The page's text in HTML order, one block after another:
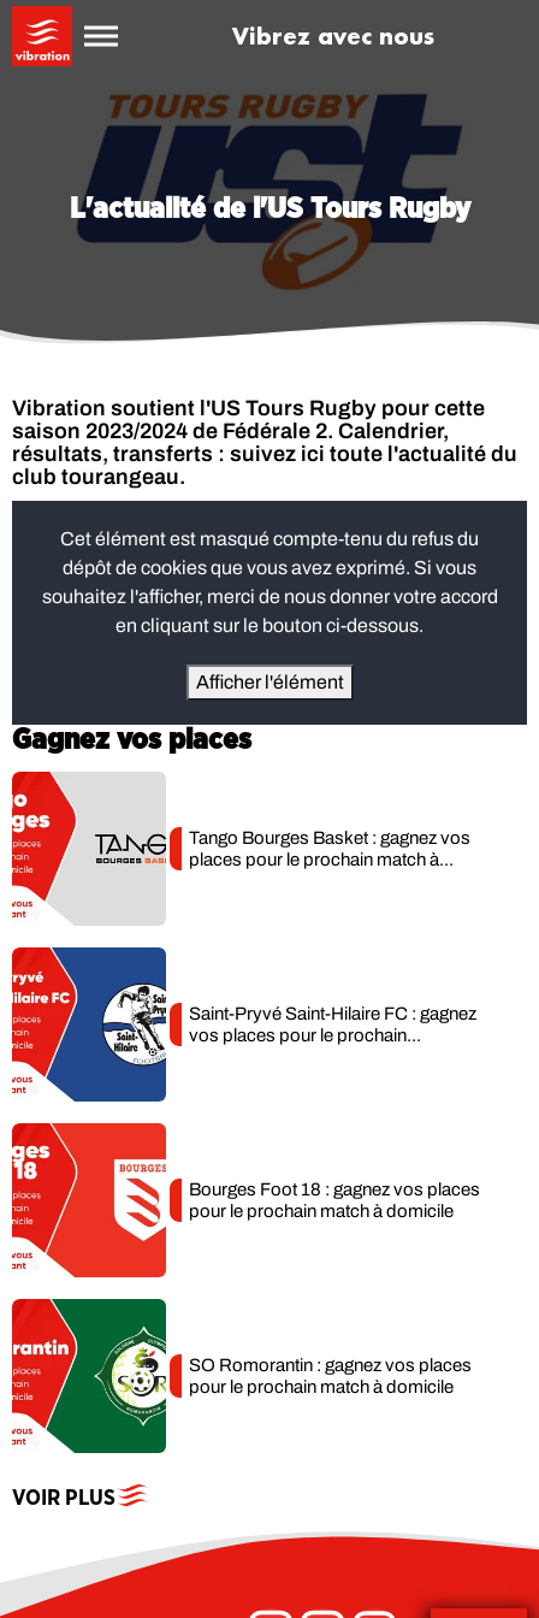
Vibrez avec nous
L'actualité de l'US Tours Rugby
Vibration soutient l'US Tours Rugby pour cette
saison 2023/2024 de Fédérale 2. Calendrier,
résultats, transferts : suivez ici toute l'actualité du
club tourangeau.
Cet élément est masqué compte-tenu du refus du
dépôt de cookies que vous avez exprimé. Si vous
souhaitez l'afficher, merci de nous donner votre accord
en cliquant sur le bouton ci-dessous.
Afficher l'élément
Gagnez vos places
Tango Bourges Basket : gagnez vos
places pour le prochain match à...
Saint-Pryvé Saint-Hilaire FC : gagnez
vos places pour le prochain...
Bourges Foot 18 : gagnez vos places
pour le prochain match à domicile
SO Romorantin : gagnez vos places
pour le prochain match à domicile
VOIR PLUS